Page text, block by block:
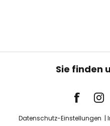
Sie finden
Datenschutz-Einstellungen